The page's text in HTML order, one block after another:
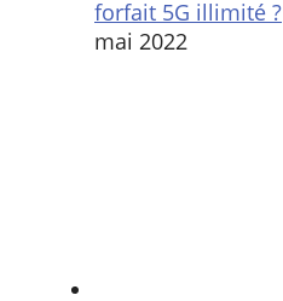
forfait 5G illimité ?
mai 2022